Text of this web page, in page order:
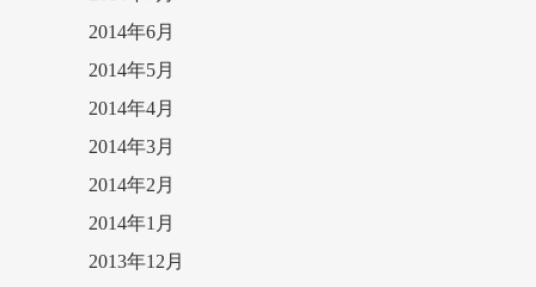
2014年6月
2014年5月
2014年4月
2014年3月
2014年2月
2014年1月
2013年12月